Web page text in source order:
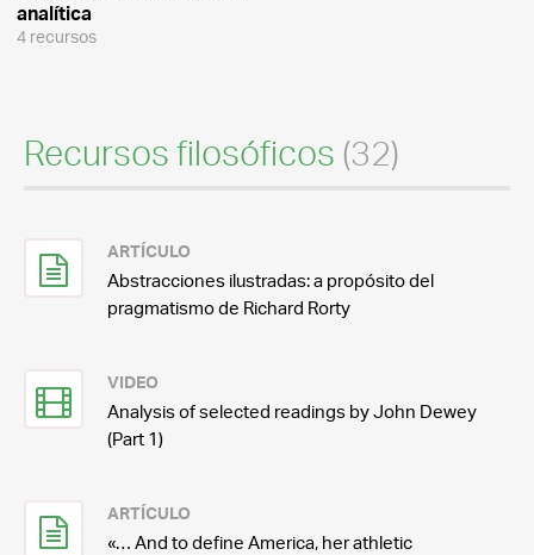
analítica
4 recursos
Recursos filosóficos (32)
ARTÍCULO
Abstracciones ilustradas: a propósito del
pragmatismo de Richard Rorty
VIDEO
Analysis of selected readings by John Dewey
(Part 1)
ARTÍCULO
«… And to define America, her athletic